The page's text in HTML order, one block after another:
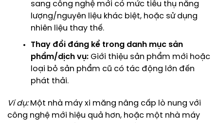
sang công nghệ mới có mức tiêu thụ năng
lượng/nguyên liệu khác biệt, hoặc sử dụng
nhiên liệu thay thế.
Thay đổi đáng kể trong danh mục sản
phẩm/dịch vụ: Giới thiệu sản phẩm mới hoặc
loại bỏ sản phẩm cũ có tác động lớn đến
phát thải.
Ví dụ:Một nhà máy xi măng nâng cấp lò nung với
công nghệ mới hiệu quả hơn, hoặc một nhà máy